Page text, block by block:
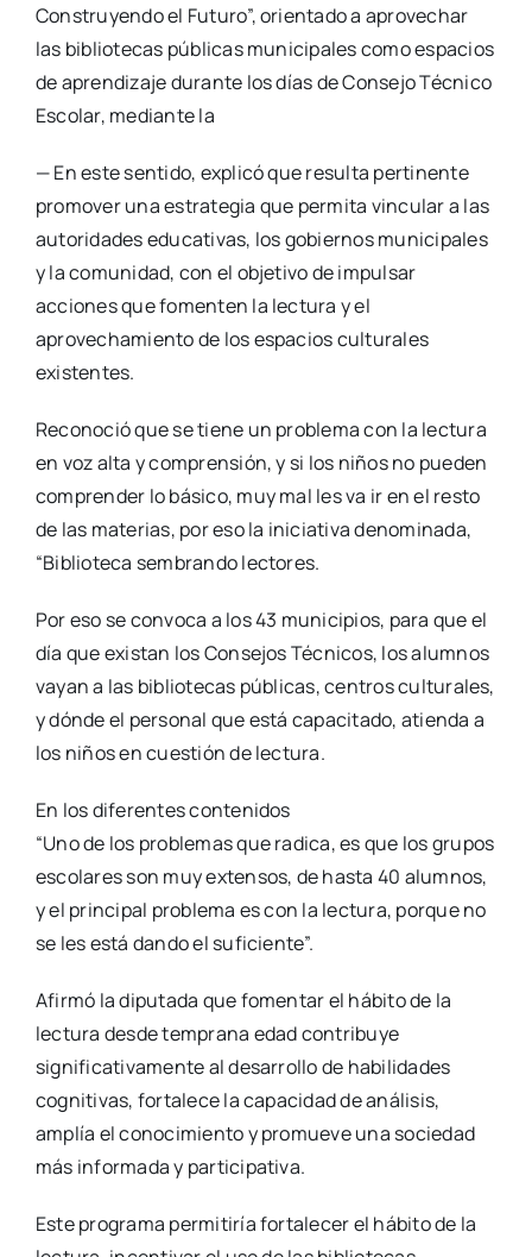
Construyendo el Futuro”, orientado a aprovechar
las bibliotecas públicas municipales como espacios
de aprendizaje durante los días de Consejo Técnico
Escolar, mediante la
— En este sentido, explicó que resulta pertinente
promover una estrategia que permita vincular a las
autoridades educativas, los gobiernos municipales
y la comunidad, con el objetivo de impulsar
acciones que fomenten la lectura y el
aprovechamiento de los espacios culturales
existentes.
Reconoció que se tiene un problema con la lectura
en voz alta y comprensión, y si los niños no pueden
comprender lo básico, muy mal les va ir en el resto
de las materias, por eso la iniciativa denominada,
“Biblioteca sembrando lectores.
Por eso se convoca a los 43 municipios, para que el
día que existan los Consejos Técnicos, los alumnos
vayan a las bibliotecas públicas, centros culturales,
y dónde el personal que está capacitado, atienda a
los niños en cuestión de lectura.
En los diferentes contenidos
“Uno de los problemas que radica, es que los grupos
escolares son muy extensos, de hasta 40 alumnos,
y el principal problema es con la lectura, porque no
se les está dando el suficiente”.
Afirmó la diputada que fomentar el hábito de la
lectura desde temprana edad contribuye
significativamente al desarrollo de habilidades
cognitivas, fortalece la capacidad de análisis,
amplía el conocimiento y promueve una sociedad
más informada y participativa.
Este programa permitiría fortalecer el hábito de la